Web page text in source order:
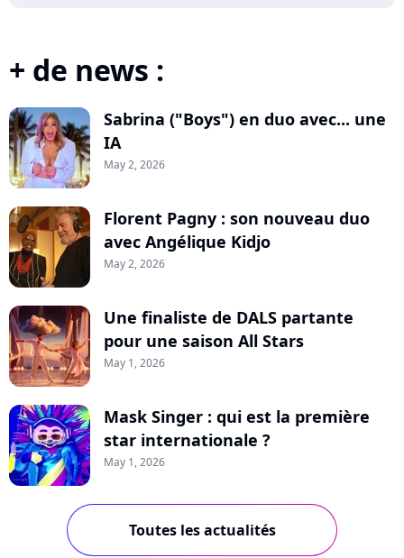
+ de news :
Sabrina ("Boys") en duo avec... une
IA
May 2, 2026
Florent Pagny : son nouveau duo
avec Angélique Kidjo
May 2, 2026
Une finaliste de DALS partante
pour une saison All Stars
May 1, 2026
Mask Singer : qui est la première
star internationale ?
May 1, 2026
Toutes les actualités